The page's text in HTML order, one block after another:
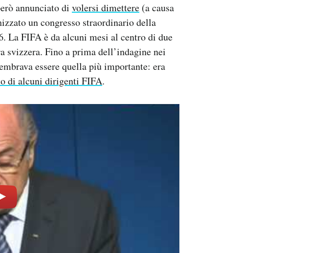
annunciato di volersi dimettere (a causa
un congresso straordinario della
La FIFA è da alcuni mesi al centro di due
svizzera. Fino a prima dell’indagine nei
essere quella più importante: era
di alcuni dirigenti FIFA.